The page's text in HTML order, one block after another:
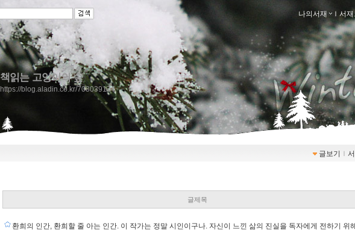
나의서재 ｌ 서
책읽는 고양이의 숲
https://blog.aladin.co.kr/703039174
글보기 ｌ
글제목
환희의 인간, 환희할 줄 아는 인간. 이 작가는 정말 시인이구나. 자신이 느낀 삶의 진실을 독자에게 전하기 위